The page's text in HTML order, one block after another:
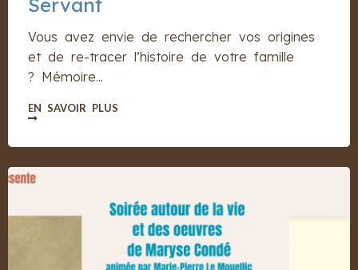
Servant
Vous avez envie de rechercher vos origines
et de re-tracer l’histoire de votre famille
? Mémoire...
EN SAVOIR PLUS